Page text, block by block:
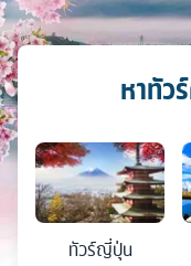
หาทัว
ทัวร์ญี่ปุ่น